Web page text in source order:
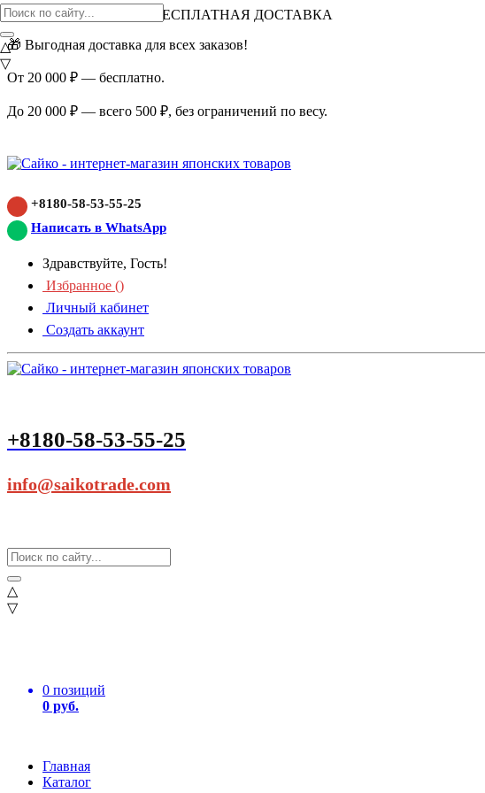
ВНИМАНИЕ АКЦИЯ!
БЕСПЛАТНАЯ ДОСТАВКА
🎁 Выгодная доставка для всех заказов!
От 20 000 ₽ — бесплатно.
До 20 000 ₽ — всего 500 ₽, без ограничений по весу.
+8180-58-53-55-25
Написать в WhatsApp
Здравствуйте, Гость!
Избранное ()
Личный кабинет
Создать аккаунт
+8180-58-53-55-25
info@saikotrade.com
△
▽
0 позиций
0 руб.
Главная
Каталог
△
▽